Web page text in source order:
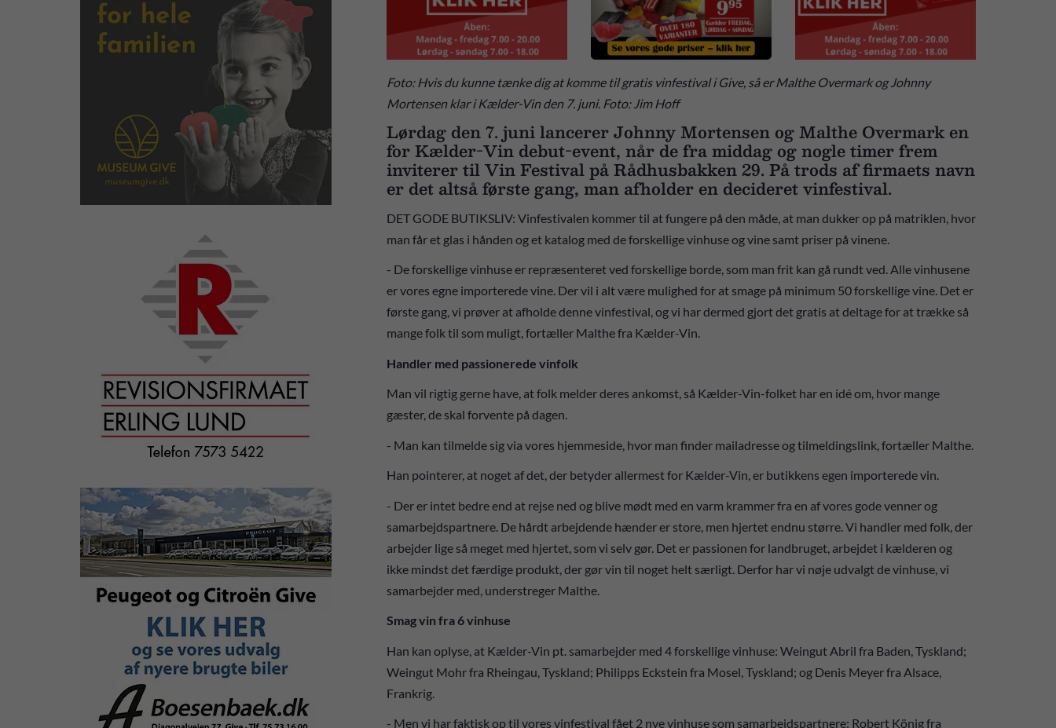
Foto: Hvis du kunne tænke dig at komme til gratis vinfestival i Give, så er Malthe Overmark og Johnny
Mortensen klar i Kælder-Vin den 7. juni. Foto: Jim Hoff
Lørdag den 7. juni lancerer Johnny Mortensen og Malthe Overmark en
for Kælder-Vin debut-event, når de fra middag og nogle timer frem
inviterer til Vin Festival på Rådhusbakken 29. På trods af firmaets navn
er det altså første gang, man afholder en decideret vinfestival.
DET GODE BUTIKSLIV: Vinfestivalen kommer til at fungere på den måde, at man dukker op på matriklen, hvor
man får et glas i hånden og et katalog med de forskellige vinhuse og vine samt priser på vinene.
- De forskellige vinhuse er repræsenteret ved forskellige borde, som man frit kan gå rundt ved. Alle vinhusene
er vores egne importerede vine. Der vil i alt være mulighed for at smage på minimum 50 forskellige vine. Det er
første gang, vi prøver at afholde denne vinfestival, og vi har dermed gjort det gratis at deltage for at trække så
mange folk til som muligt, fortæller Malthe fra Kælder-Vin.
Handler med passionerede vinfolk
Man vil rigtig gerne have, at folk melder deres ankomst, så Kælder-Vin-folket har en idé om, hvor mange
gæster, de skal forvente på dagen.
- Man kan tilmelde sig via vores hjemmeside, hvor man finder mailadresse og tilmeldingslink, fortæller Malthe.
Han pointerer, at noget af det, der betyder allermest for Kælder-Vin, er butikkens egen importerede vin.
- Der er intet bedre end at rejse ned og blive mødt med en varm krammer fra en af vores gode venner og
samarbejdspartnere. De hårdt arbejdende hænder er store, men hjertet endnu større. Vi handler med folk, der
arbejder lige så meget med hjertet, som vi selv gør. Det er passionen for landbruget, arbejdet i kælderen og
ikke mindst det færdige produkt, der gør vin til noget helt særligt. Derfor har vi nøje udvalgt de vinhuse, vi
samarbejder med, understreger Malthe.
Smag vin fra 6 vinhuse
Han kan oplyse, at Kælder-Vin pt. samarbejder med 4 forskellige vinhuse: Weingut Abril fra Baden, Tyskland;
Weingut Mohr fra Rheingau, Tyskland; Philipps Eckstein fra Mosel, Tyskland; og Denis Meyer fra Alsace,
Frankrig.
- Men vi har faktisk op til vores vinfestival fået 2 nye vinhuse som samarbejdspartnere: Robert König fra